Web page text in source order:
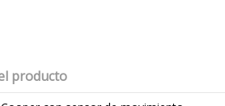
producto